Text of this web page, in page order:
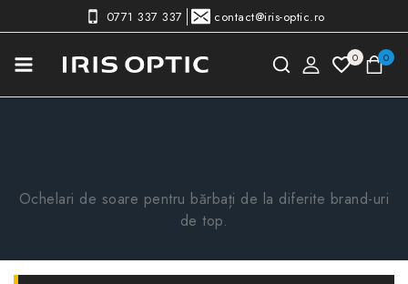
0771 337 337 contact@iris-optic.ro
0 0
Ochelari de soare pentru bărbați de la diferite brand-uri
de top.